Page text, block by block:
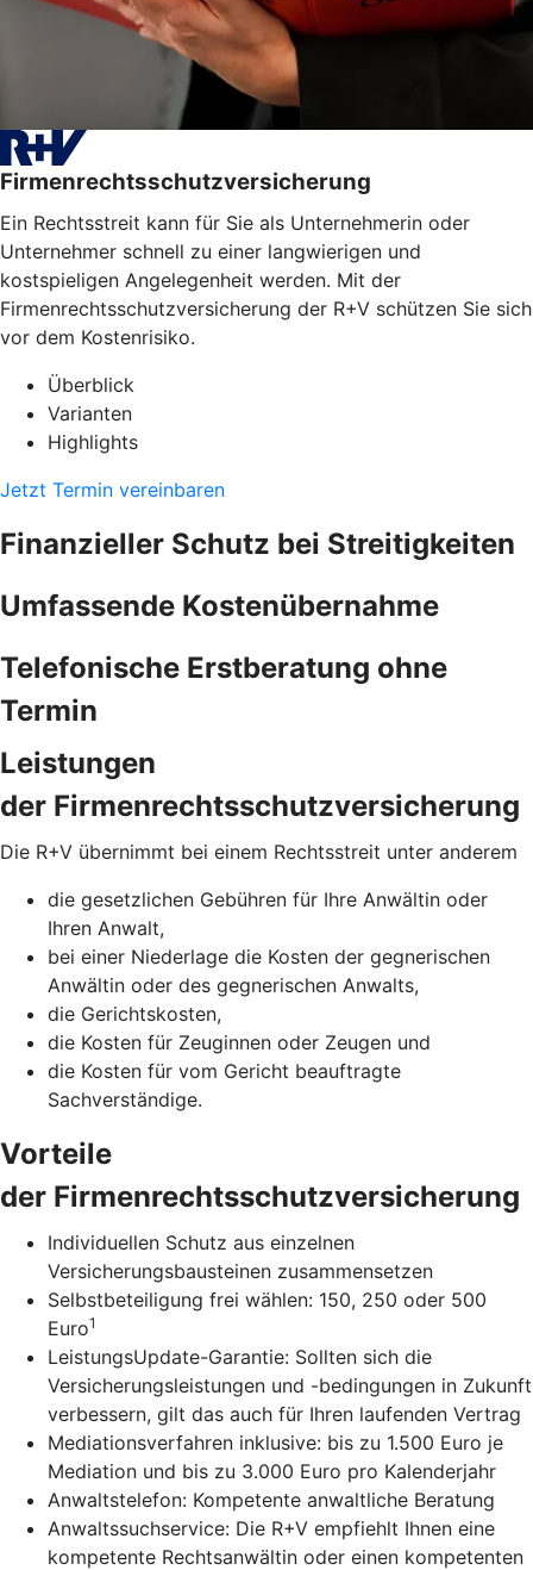
Firmenrechtsschutzversicherung
Ein Rechtsstreit kann für Sie als Unternehmerin oder
Unternehmer schnell zu einer langwierigen und
kostspieligen Angelegenheit werden. Mit der
Firmenrechtsschutzversicherung der R+V schützen Sie sich
vor dem Kostenrisiko.
Überblick
Varianten
Highlights
Jetzt Termin vereinbaren
Finanzieller Schutz bei Streitigkeiten
Umfassende Kostenübernahme
Telefonische Erstberatung ohne
Termin
Leistungen
der Firmenrechtsschutzversicherung
Die R+V übernimmt bei einem Rechtsstreit unter anderem
die gesetzlichen Gebühren für Ihre Anwältin oder
Ihren Anwalt,
bei einer Niederlage die Kosten der gegnerischen
Anwältin oder des gegnerischen Anwalts,
die Gerichtskosten,
die Kosten für Zeuginnen oder Zeugen und
die Kosten für vom Gericht beauftragte
Sachverständige.
Vorteile
der Firmenrechtsschutzversicherung
Individuellen Schutz aus einzelnen
Versicherungsbausteinen zusammensetzen
Selbstbeteiligung frei wählen: 150, 250 oder 500
Euro1
LeistungsUpdate-Garantie: Sollten sich die
Versicherungsleistungen und -bedingungen in Zukunft
verbessern, gilt das auch für Ihren laufenden Vertrag
Mediationsverfahren inklusive: bis zu 1.500 Euro je
Mediation und bis zu 3.000 Euro pro Kalenderjahr
Anwaltstelefon: Kompetente anwaltliche Beratung
Anwaltssuchservice: Die R+V empfiehlt Ihnen eine
kompetente Rechtsanwältin oder einen kompetenten